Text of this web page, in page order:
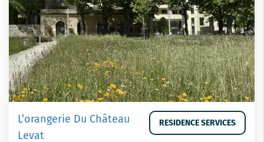
L’orangerie Du Château
Levat
RESIDENCE SERVICES